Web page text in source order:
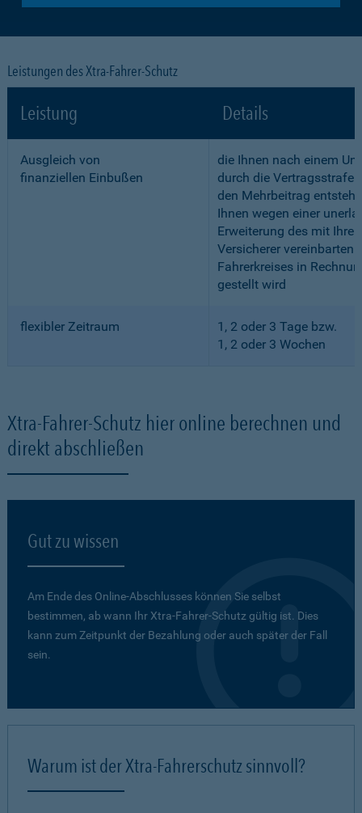
Leistungen des Xtra-Fahrer-Schutz
Leistung Details
Ausgleich von
finanziellen Einbußen
die Ihnen nach einem
durch die Vertragsstrafe
den Mehrbeitrag
Ihnen wegen einer
Erweiterung des mit
Versicherer vereinbarten
Fahrerkreises in
gestellt wird
flexibler Zeitraum
1, 2 oder 3 Tage bzw.
1, 2 oder 3 Wochen
Xtra-Fahrer-Schutz hier online berechnen und
direkt abschließen
Gut zu wissen
Am Ende des Online-Abschlusses können Sie selbst
bestimmen, ab wann Ihr Xtra-Fahrer-Schutz gültig ist. Dies
kann zum Zeitpunkt der Bezahlung oder auch später der Fall
sein.
Warum ist der Xtra-Fahrerschutz sinnvoll?